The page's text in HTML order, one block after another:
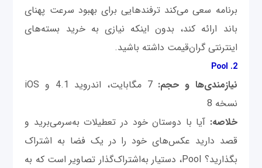
برنامه سعی می‌کند ترفندهایی برای بهبود سرعت پهنای
باند ارائه کند، بدون اینکه نیازی به خرید بسته‌های
اینترنتی گران‌قیمت داشته باشید.
2. Pool
نیازمندی‌ها و حجم:
7 مگابایت، اندروید 4.1 و iOS
نسخه 8
خلاصه: آیا با دوستان خود در تعطیلات به‌سرمی‌برید و
قصد دارید عکس‌های خود را در یک فضا به اشتراک
بگذارید؟ Pool، دستیار به‌اشتراک‌گذار تصاویر است که به